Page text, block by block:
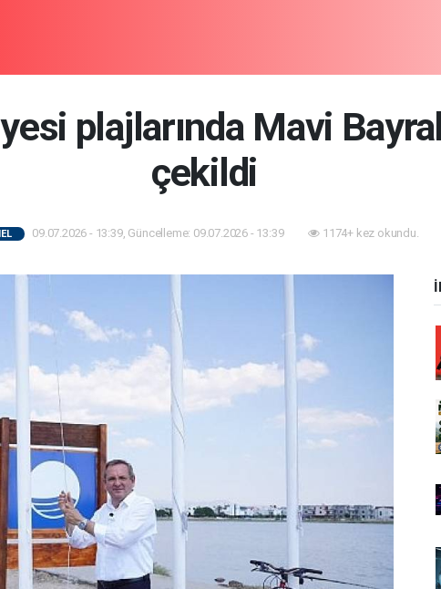
plajlarında Mavi
çekildi
09.07.2026 - 13:39, Güncelleme: 09.07.2026 - 13:39 1174+ kez okundu.